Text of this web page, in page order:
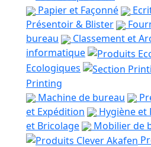
Papier et Façonné
Présentoir & Blister
bureau
Classement et
informatique
Ecologiques
Printing
Machine de bureau
et Expédition
Hygiène et
et Bricolage
Mobilier de